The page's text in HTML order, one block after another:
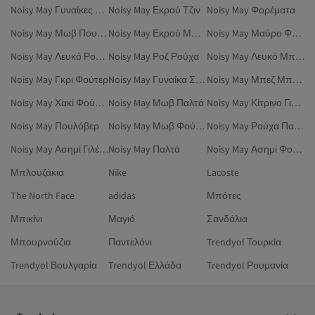
Noisy May Γυναίκες Παπούτσια Noisy May Εκρού Τζιν Noisy May Φορέματα
Noisy May Μωβ Πουλόβερ
Noisy May Εκρού Μπλούζες
Noisy May Μαύρο Φορέματα
Noisy May Λευκό Ρούχα Noisy May Ροζ Ρούχα
Noisy May Λευκό Μπλουζάκια
Noisy May Γκρι Φούτερ
Noisy May Γυναίκα Σακάκια
Noisy May Μπεζ Μπλούζες
Noisy May Χακί Φούστες Noisy May Μωβ Παλτά
Noisy May Κίτρινο Γιλέκα
Noisy May Πουλόβερ
Noisy May Μωβ Φούτερ
Noisy May Ρούχα Παραλίας
Noisy May Ασημί ΓιλέκαNoisy May Παλτά
Noisy May Ασημί Φούστες
Μπλουζάκια
Nike
Lacoste
The North Face
adidas
Μπότες
Μπικίνι
Μαγιό
Σανδάλια
Μπουρνούζια
Παντελόνι
Trendyol Τουρκία
Trendyol Βουλγαρία
Trendyol Ελλάδα Trendyol Ρουμανία